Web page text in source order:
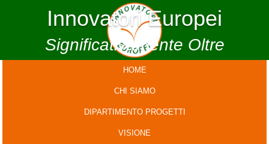
Innovatori Europei
Significativamente Oltre
HOME
CHI SIAMO
DIPARTIMENTO PROGETTI
VISIONE